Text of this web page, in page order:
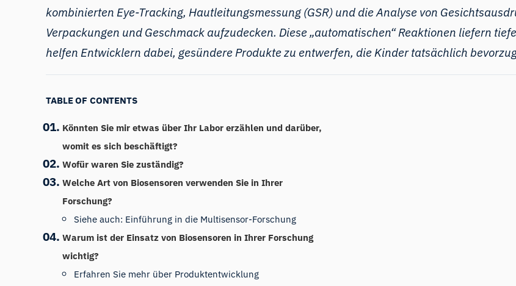
kombinierten Eye-Tracking, Hautleitungsmessung (GSR) und die Analyse von
Verpackungen und Geschmack aufzudecken. Diese „automatischen“ Reaktionen liefern
helfen Entwicklern dabei, gesündere Produkte zu entwerfen, die Kinder tatsächlich
TABLE OF CONTENTS
Könnten Sie mir etwas über Ihr Labor erzählen und darüber,
womit es sich beschäftigt?
Wofür waren Sie zuständig?
Welche Art von Biosensoren verwenden Sie in Ihrer
Forschung?
Siehe auch: Einführung in die Multisensor-Forschung
Warum ist der Einsatz von Biosensoren in Ihrer Forschung
wichtig?
Erfahren Sie mehr über Produktentwicklung